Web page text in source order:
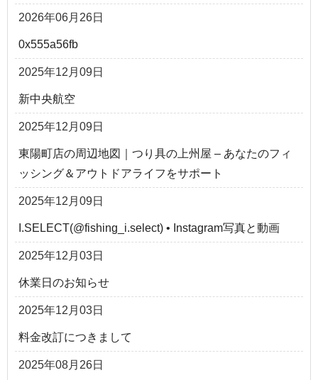
2026年06月26日
0x555a56fb
2025年12月09日
新中央航空
2025年12月09日
東陽町店の周辺地図｜つり具の上州屋 – あなたのフィ
ッシング＆アウトドアライフをサポート
2025年12月09日
I.SELECT(@fishing_i.select) • Instagram写真と動画
2025年12月03日
休業日のお知らせ
2025年12月03日
料金改訂につきまして
2025年08月26日